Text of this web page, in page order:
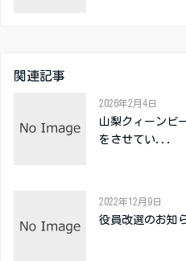
関連記事
2026年2月4日
山梨クィーンビ
をさせてい...
2022年12月9日
役員改選のお知